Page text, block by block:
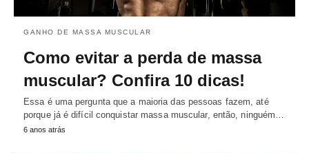
GANHO DE MASSA MUSCULAR
Como evitar a perda de massa
muscular? Confira 10 dicas!
Essa é uma pergunta que a maioria das pessoas fazem, até
porque já é difícil conquistar massa muscular, então, ninguém…
6 anos atrás